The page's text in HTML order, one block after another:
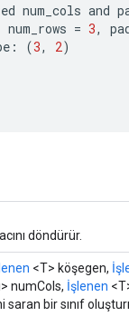
num_cols and
num_rows = 3,
: (3, 2)
döndürür.
<T> köşegen,
numCols, İşlenen
saran bir sınıf